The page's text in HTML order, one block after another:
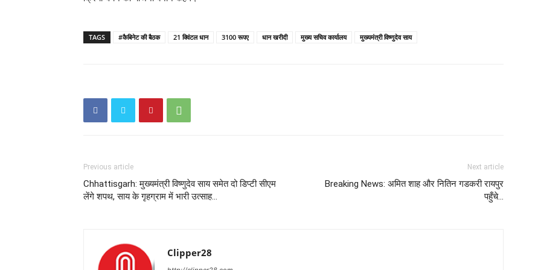
TAGS #कैबिनेट की बैठक 21 क्विंटल धान 3100 रूपए धान खरीदी मुख्य सचिव कार्यालय मुख्यमंत्री विष्णुदेव साय
Previous article
Chhattisgarh: मुख्यमंत्री विष्णुदेव साय समेत दो डिप्टी सीएम
लेंगे शपथ, साय के गृहग्राम में भारी उत्साह…
Next article
Breaking News: अमित शाह और नितिन गडकरी रायपुर
पहुँचे…
Clipper28